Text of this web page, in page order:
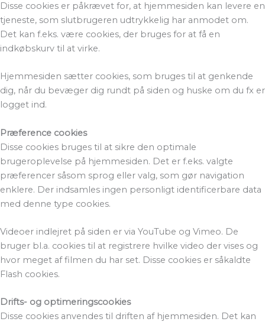
Disse cookies er påkrævet for, at hjemmesiden kan levere en
tjeneste, som slutbrugeren udtrykkelig har anmodet om.
Det kan f.eks. være cookies, der bruges for at få en
indkøbskurv til at virke.
Hjemmesiden sætter cookies, som bruges til at genkende
dig, når du bevæger dig rundt på siden og huske om du fx er
logget ind.
Præference cookies
Disse cookies bruges til at sikre den optimale
brugeroplevelse på hjemmesiden. Det er f.eks. valgte
præferencer såsom sprog eller valg, som gør navigation
enklere. Der indsamles ingen personligt identificerbare data
med denne type cookies.
Videoer indlejret på siden er via YouTube og Vimeo. De
bruger bl.a. cookies til at registrere hvilke video der vises og
hvor meget af filmen du har set. Disse cookies er såkaldte
Flash cookies.
Drifts- og optimeringscookies
Disse cookies anvendes til driften af hjemmesiden. Det kan